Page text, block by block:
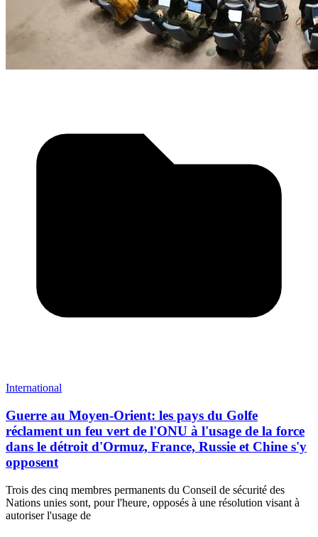
International
Guerre au Moyen-Orient: les pays du Golfe
réclament un feu vert de l'ONU à l'usage de la force
dans le détroit d'Ormuz, France, Russie et Chine s'y
opposent
Trois des cinq membres permanents du Conseil de sécurité des
Nations unies sont, pour l'heure, opposés à une résolution visant à
autoriser l'usage de